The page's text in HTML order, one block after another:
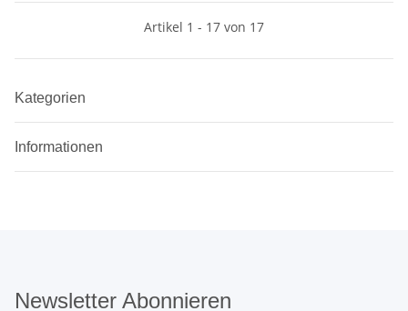
Artikel 1 - 17 von 17
Kategorien
Informationen
Newsletter Abonnieren